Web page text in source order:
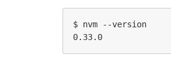
$ nvm --version